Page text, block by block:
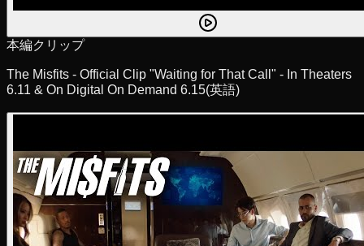
本編クリップ
The Misfits - Official Clip "Waiting for That Call" - In Theaters
6.11 & On Digital On Demand 6.15(英語)